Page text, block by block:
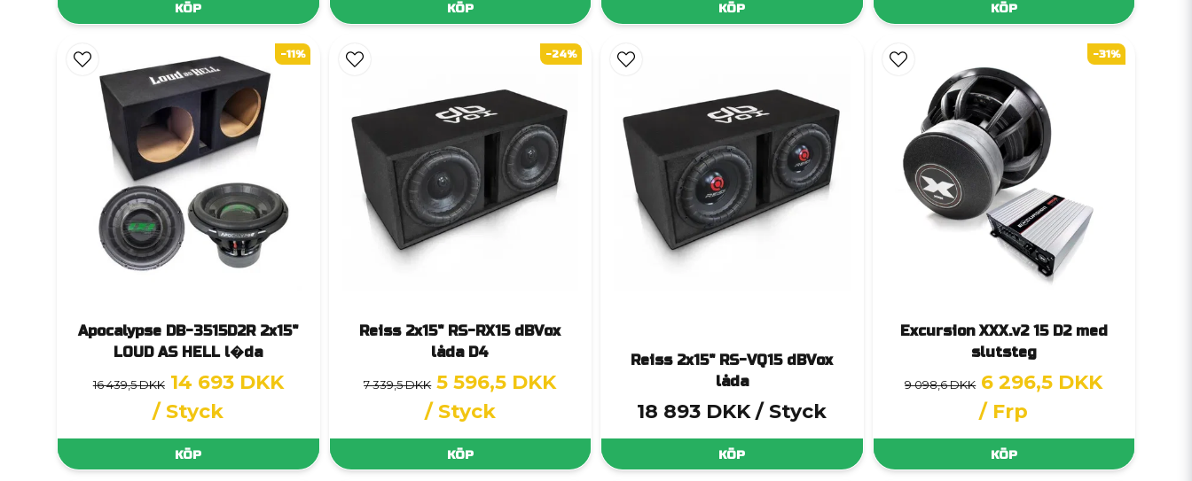
KÖP KÖP KÖP KÖP
Apocalypse DB-3515D2R 2x15"
LOUD AS HELL l�da
16 439,5 DKK 14 693 DKK
/ Styck
KÖP
-11%
Reiss 2x15" RS-RX15 dBVox
låda D4
7 339,5 DKK 5 596,5 DKK
/ Styck
KÖP
-24%
Reiss 2x15" RS-VQ15 dBVox
låda
18 893 DKK / Styck
KÖP
Excursion XXX.v2 15 D2 med
slutsteg
9 098,6 DKK 6 296,5 DKK
/ Frp
KÖP
-31%